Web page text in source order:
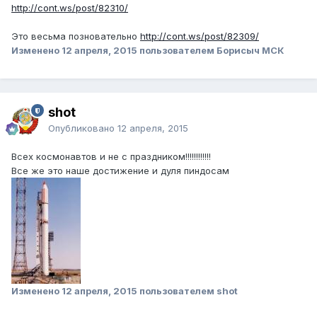
http://cont.ws/post/82310/
Это весьма позновательно http://cont.ws/post/82309/
Изменено 12 апреля, 2015 пользователем Борисыч МСК
shot
Опубликовано 12 апреля, 2015
Всех космонавтов и не с праздником!!!!!!!!!!!!
Все же это наше достижение и дуля пиндосам
Изменено 12 апреля, 2015 пользователем shot